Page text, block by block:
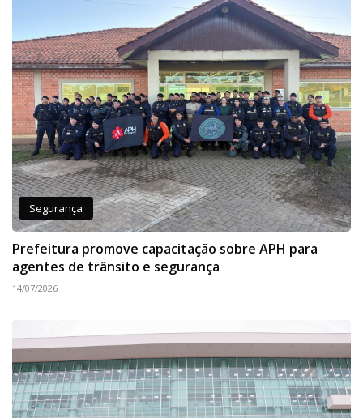
Segurança
Prefeitura promove capacitação sobre APH para
agentes de trânsito e segurança
14/07/2026